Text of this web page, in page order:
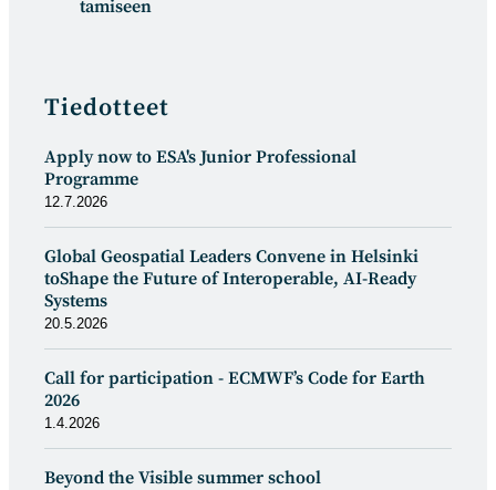
tamiseen
Tiedotteet
Apply now to ESA's Junior Professional
Programme
12.7.2026
Global Geospatial Leaders Convene in Helsinki
toShape the Future of Interoperable, AI-Ready
Systems
20.5.2026
Call for participation - ECMWF’s Code for Earth
2026
1.4.2026
Beyond the Visible summer school